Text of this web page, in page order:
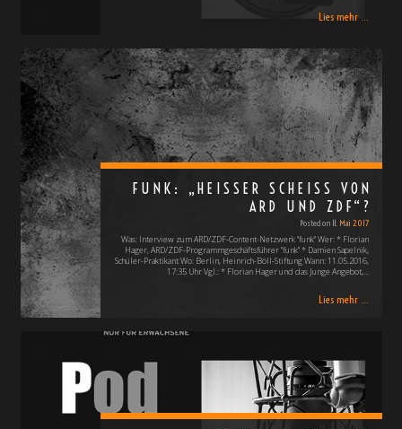
Lies mehr ...
FUNK: „HEISSER SCHEISS VON AR
D UND ZDF“?
Posted on 11. Mai 2017
Was: Interview zum ARD/ZDF-Content-Netzwerk "funk" Wer: * Florian
Hager, ARD/ZDF-Programmgeschäftsführer "funk" * Damien Sapelnik,
Schüler-Praktikant Wo: Berlin, Heinrich-Böll-Stiftung Wann: 11.05.2016,
17:35 Uhr Vgl.: * Florian Hager und das Junge Angebot,…
Lies mehr ...